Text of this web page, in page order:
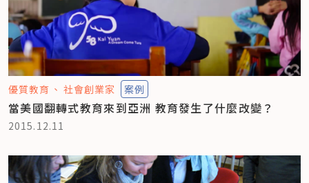
優質教育 社會創業家 案例
當美國翻轉式教育來到亞洲 教育發生了什麼改變？
2015.12.11